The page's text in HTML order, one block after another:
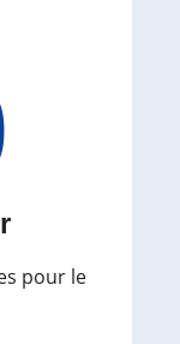
pour le